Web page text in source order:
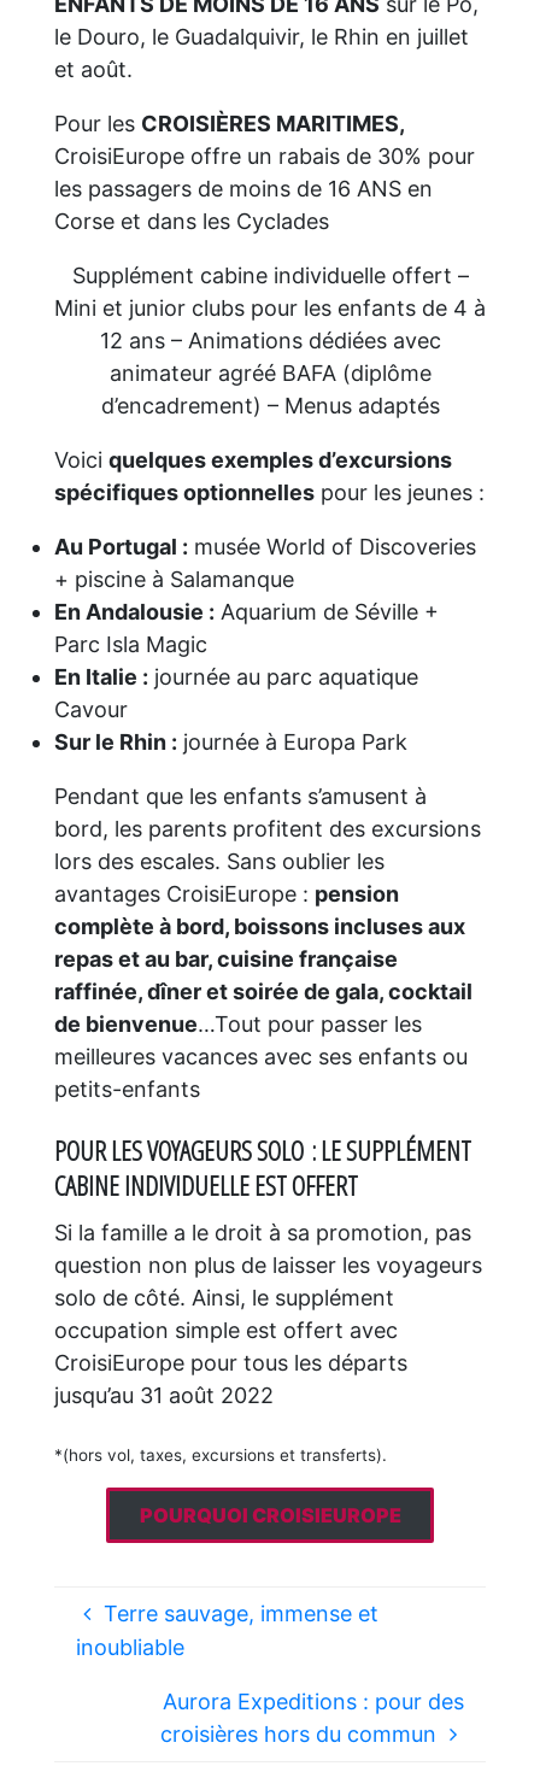
le Douro, le Guadalquivir, le Rhin en juillet
et août.
Pour les CROISIÈRES MARITIMES,
CroisiEurope offre un rabais de 30% pour
les passagers de moins de 16 ANS en
Corse et dans les Cyclades
Supplément cabine individuelle offert –
Mini et junior clubs pour les enfants de 4 à
12 ans – Animations dédiées avec
animateur agréé BAFA (diplôme
d’encadrement) – Menus adaptés
Voici quelques exemples d’excursions
spécifiques optionnellespour les jeunes :
Au Portugal : musée World of Discoveries
+ piscine à Salamanque
En Andalousie : Aquarium de Séville +
Parc Isla Magic
En Italie : journée au parc aquatique
Cavour
Sur le Rhin : journée à Europa Park
Pendant que les enfants s’amusent à
bord, les parents profitent des excursions
lors des escales. Sans oublier les
avantages CroisiEurope : pension
complète à bord, boissons incluses aux
repas et au bar, cuisine française
raffinée, dîner et soirée de gala, cocktail
de bienvenue…Tout pour passer les
meilleures vacances avec ses enfants ou
petits-enfants
POUR LES VOYAGEURS SOLO : LE SUPPLÉMENT
CABINE INDIVIDUELLE EST OFFERT
Si la famille a le droit à sa promotion, pas
question non plus de laisser les voyageurs
solo de côté. Ainsi, le supplément
occupation simple est offert avec
CroisiEurope pour tous les départs
jusqu’au 31 août 2022
*(hors vol, taxes, excursions et transferts).
POURQUOI CROISIEUROPE
Terre sauvage, immense et
inoubliable
Aurora Expeditions : pour des
croisières hors du commun